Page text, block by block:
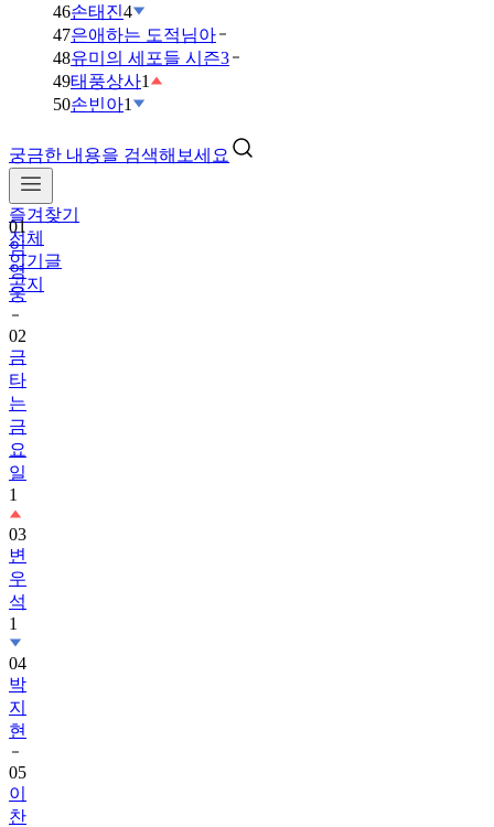
46손태진4
47은애하는 도적님아
48유미의 세포들 시즌3
49태풍상사1
50손빈아1
궁금한 내용을 검색해보세요
즐겨찾기
전체
인기글
공지
01
임
영
웅
02
금
타
는
금
요
일
1
03
변
우
석
1
04
박
지
현
05
이
찬